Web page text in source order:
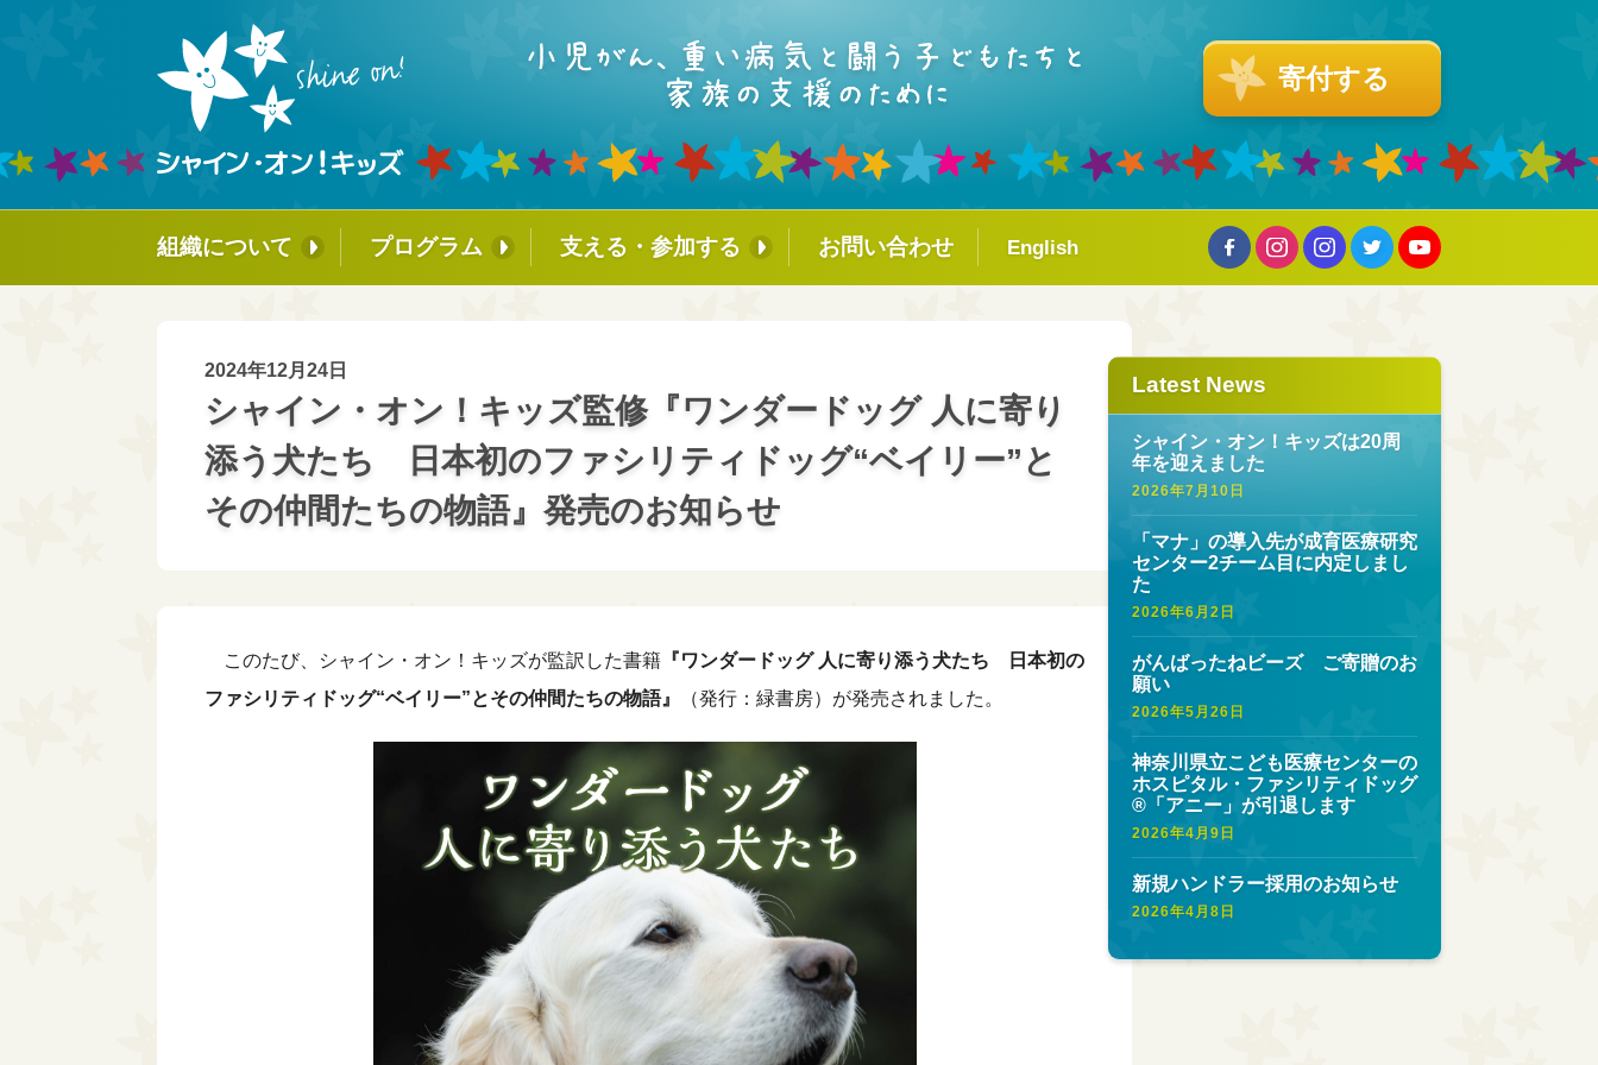
寄付する
組織について
↳創立者からのメッセージ
パートナー企業のご紹介
理事会
チームメンバー
アーカイブ
↳パートナー企業
↳ニュース
プログラム
ビーズ・オブ・カレッジ
↳ チーム・ビーズ・オブ・カ
レッジ
シャイン・オン！コミュニテ
ンズ
↳シャイン・オン！コネクシ
ョンズぷらす
支える・参加する
たみなさんへ
お問い合わせ English
2024年12月24日
シャイン・オン！キッズ監修『ワンダードッグ 人に寄り
添う犬たち 日本初のファシリティドッグ“ベイリー”と
その仲間たちの物語』発売のお知らせ
このたび、シャイン・オン！キッズが監訳した書籍 『ワンダードッグ 人に寄り添う犬たち 日本初の
ファシリティドッグ“ベイリー”とその仲間たちの物語』
（発行：緑書房）が発売されました。
Latest News
シャイン・オン！キッズは20周
年を迎えました
2026年7月10日
「マナ」の導入先が成育医療研究
センター2チーム目に内定しまし
た
2026年6月2日
がんばったねビーズ ご寄贈のお
願い
2026年5月26日
神奈川県立こども医療センターの
ホスピタル・ファシリティドッグ
®︎「アニー」が引退します
2026年4月9日
新規ハンドラー採用のお知らせ
2026年4月8日